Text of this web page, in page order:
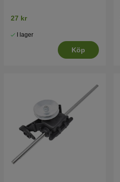
27 kr
I lager
Köp